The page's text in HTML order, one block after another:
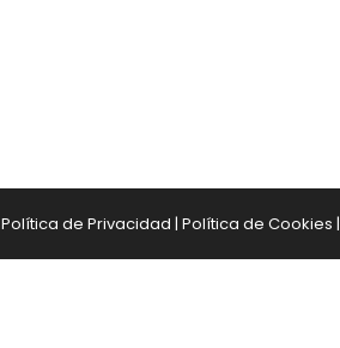
Política de Privacidad | Política de Cookies |